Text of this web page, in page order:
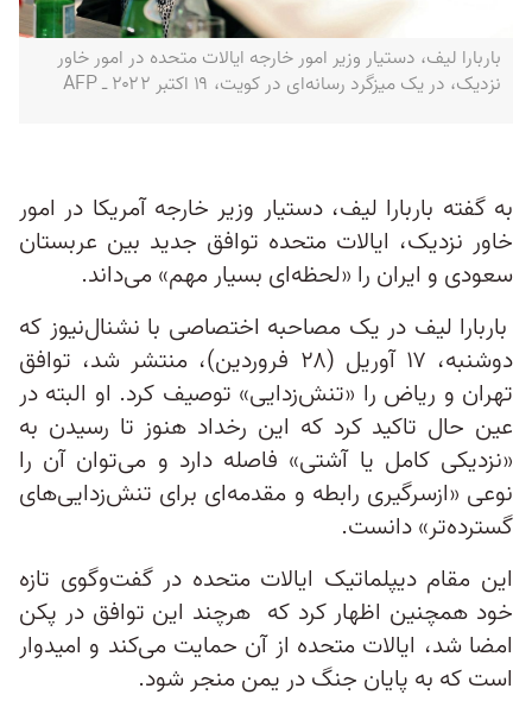
باربارا لیف، دستیار وزیر امور خارجه ایالات متحده در امور خاور
نزدیک، در یک میزگرد رسانه‌ای در کویت، ۱۹ اکتبر ۲۰۲۲ ـ AFP
به گفته باربارا لیف، دستیار وزیر خارجه آمریکا در امور
خاور نزدیک، ایالات متحده توافق جدید بین عربستان
سعودی و ایران را «لحظه‌ای بسیار مهم» می‌داند.
باربارا لیف در یک مصاحبه اختصاصی با نشنال‌نیوز که
دوشنبه، ۱۷ آوریل (۲۸ فروردین)، منتشر شد، توافق
تهران و ریاض را «تنش‌زدایی» توصیف کرد. او البته در
عین حال تاکید کرد که این رخداد هنوز تا رسیدن به
«نزدیکی کامل یا آشتی» فاصله دارد و می‌توان آن را
نوعی «ازسرگیری رابطه‌ و مقدمه‌ای برای تنش‌زدایی‌های
گسترده‌تر» دانست.
این مقام دیپلماتیک ایالات متحده در گفت‌وگوی تازه
خود همچنین اظهار کرد که هرچند این توافق در پکن
امضا شد، ایالات متحده از آن حمایت می‌کند و امیدوار
است که به پایان جنگ در یمن منجر شود.